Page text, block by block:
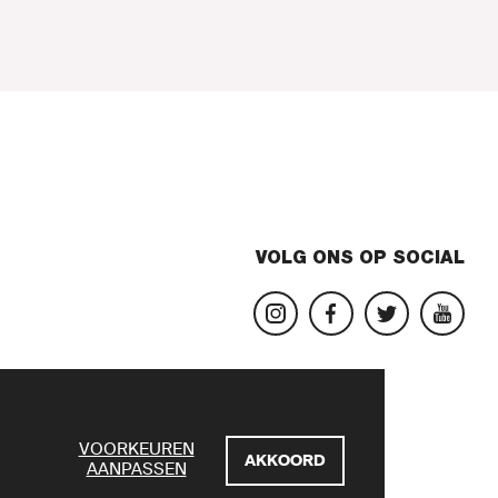
VOORKEUREN
AANPASSEN
AKKOORD
VOLG ONS OP SOCIAL